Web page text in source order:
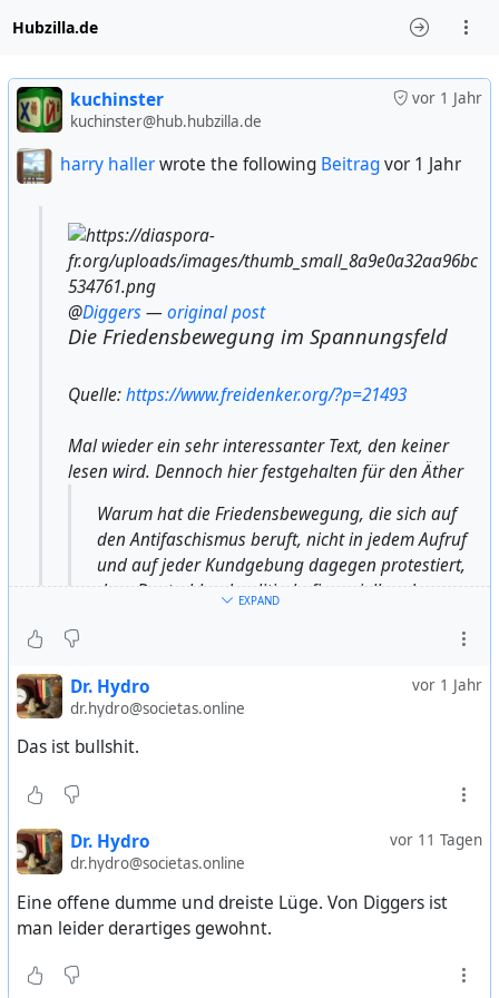
Hubzilla.de
vor 1 Jahr
kuchinster
kuchinster@hub.hubzilla.de
harry hallerwrote the following Beitragvor 1 Jahr
@Diggers—original post
Die Friedensbewegung im Spannungsfeld
Quelle:https://www.freidenker.org/?p=21493
Mal wieder ein sehr interessanter Text, den keiner
lesen wird. Dennoch hier festgehalten für den Äther
Warum hat die Friedensbewegung, die sich auf
den Antifaschismus beruft, nicht in jedem Aufruf
und auf jeder Kundgebung dagegen protestiert,
dass Deutschland politisch, finanziell und
Kiew unterstützt. Damit hätte sie die Regierung in
nicht die Offensive ergriffen und immer wieder
darauf verwiesen, dass die Bundesregierung
durch ihre Sabotage von Minsk II am Krieg
Istanbul-Vereinbarung zur sofortigen Beendigung
# Frieden Bewegung #Deutschland
NATO#
EXPAND
vor 1 Jahr
Dr. Hydro
dr.hydro@societas.online
Das ist bullshit.
vor 11 Tagen
Dr. Hydro
dr.hydro@societas.online
Eine offene dumme und dreiste Lüge. Von Diggers ist
man leider derartiges gewohnt.